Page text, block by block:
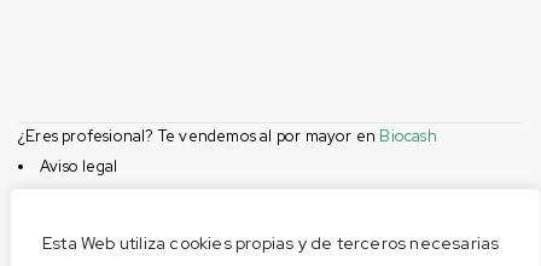
Esta Web utiliza cookies propias y de terceros necesarias
¿Eres profesional? Te vendemos al por mayor en Biocash
Aviso legal
Privacidad